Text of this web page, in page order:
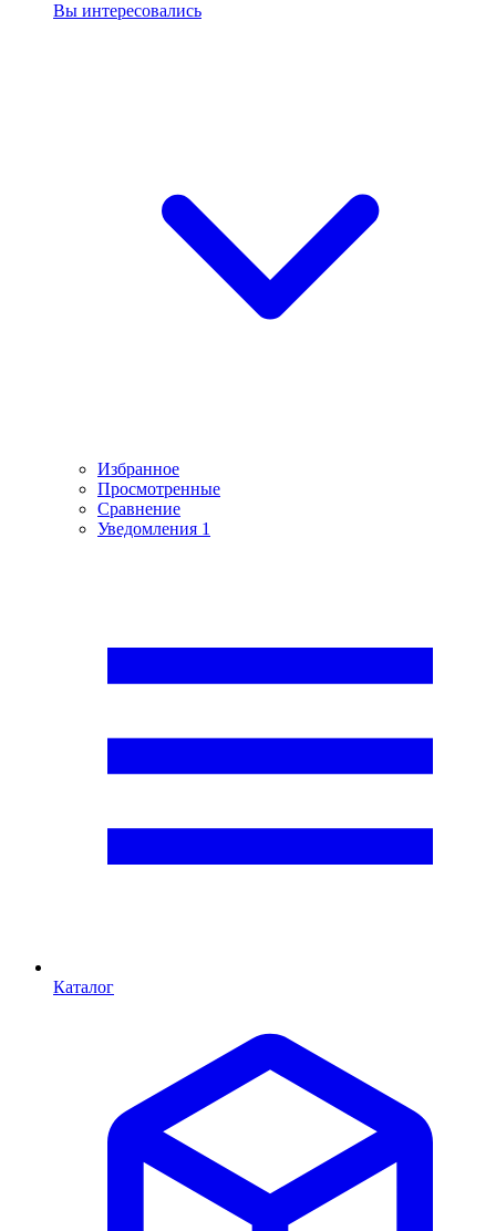
Вы интересовались
Избранное
Просмотренные
Сравнение
Уведомления 1
Каталог